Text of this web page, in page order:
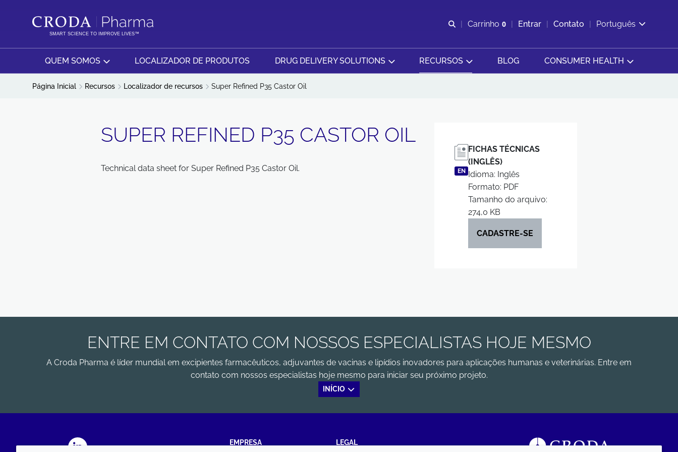
SMART SCIENCE TO IMPROVE LIVES™
Abrir pesquisa
Carrinho 0
Exibir cesta
Entrar Contato Português
QUEM SOMOS LOCALIZADOR DE PRODUTOS DRUG DELIVERY SOLUTIONS RECURSOS BLOG CONSUMER HEALTH
Página Inicial Recursos Localizador de recursos Super Refined P35 Castor Oil
SUPER REFINED P35 CASTOR OIL
Technical data sheet for Super Refined P35 Castor Oil. EN
FICHAS TÉCNICAS
(INGLÊS)
Idioma: Inglês
Formato: PDF
Tamanho do arquivo:
274,0 KB
CADASTRE-SE
ENTRE EM CONTATO COM NOSSOS ESPECIALISTAS HOJE MESMO
A Croda Pharma é líder mundial em excipientes farmacêuticos, adjuvantes de vacinas e lipídios inovadores para aplicações humanas e veterinárias. Entre em
contato com nossos especialistas hoje mesmo para iniciar seu próximo projeto.
INÍCIO
EMPRESA LEGAL